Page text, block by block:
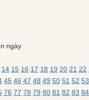
ngày
14 15 16 17 18 19 20 21 22
45 46 47 48 49 50 51 52 53
76 77 78 79 80 81 82 83 84